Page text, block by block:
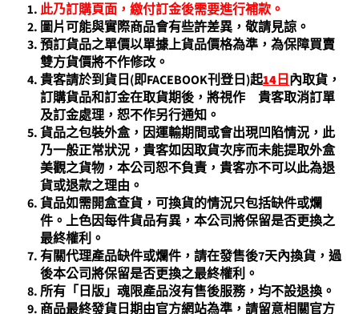
此乃訂購頁面，繳付訂金後需要進行補款。
圖片可能與實際商品會有些許差異，敬請見諒。
預訂貨品之單價以單據上貨品價格為準，為保障買賣
雙方貨價將不作修改。
貴客請於到貨日(即FACEBOOK刊登日)起14日 內取貨，
訂購貨品和訂金在取貨期後，將視作 貴客取消訂單
及訂金處理，恕不作另行通知。
貨品之包裝外盒，因運輸期間或會出現凹陷情況，此
乃一般正常狀況，貴客如因取貨次序而未能提取外盒
美觀之貨物，本公司恕不負責，貴客亦不可以此為退
貨或退款之理由。
貨品如需開盒查貨，可換貨的情況只包括缺件或爛
件。上色因每件貨品有異，本公司將保留是否更換之
最終權利。
有關代理產品缺件或爛件，請在發售後7天內換貨，過
後本公司將保留是否更換之最終權利。
所有「日版」魂限產品沒有售後服務，均不設退換。
商品最終發貨日期由官方網站為準，請留意相關官方